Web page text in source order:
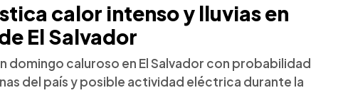
calor intenso y lluvias en
El Salvador
domingo caluroso en El Salvador con probabilidad
del país y posible actividad eléctrica durante la